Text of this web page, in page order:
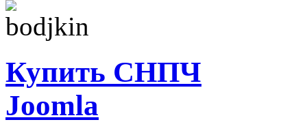
Купить СНПЧ
Joomla